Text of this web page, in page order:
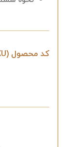
کد محصول (SKU)